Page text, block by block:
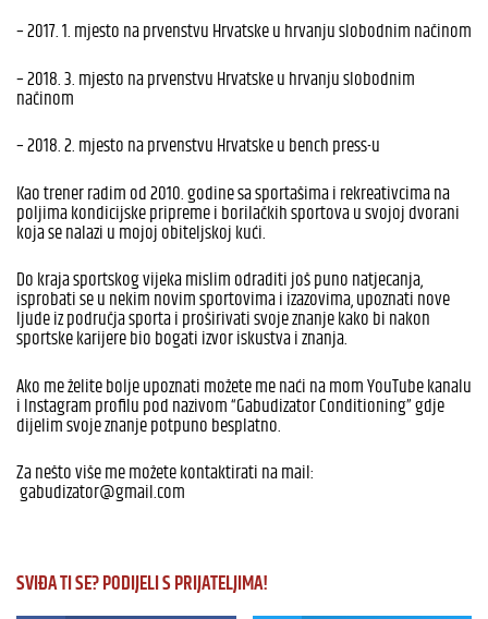
– 2017. 1. mjesto na prvenstvu Hrvatske u hrvanju slobodnim načinom
– 2018. 3. mjesto na prvenstvu Hrvatske u hrvanju slobodnim
načinom
– 2018. 2. mjesto na prvenstvu Hrvatske u bench press-u
Kao trener radim od 2010. godine sa sportašima i rekreativcima na
poljima kondicijske pripreme i borilačkih sportova u svojoj dvorani
koja se nalazi u mojoj obiteljskoj kući.
Do kraja sportskog vijeka mislim odraditi još puno natjecanja,
isprobati se u nekim novim sportovima i izazovima, upoznati nove
ljude iz područja sporta i proširivati svoje znanje kako bi nakon
sportske karijere bio bogati izvor iskustva i znanja.
Ako me želite bolje upoznati možete me naći na mom YouTube kanalu
i Instagram profilu pod nazivom “Gabudizator Conditioning” gdje
dijelim svoje znanje potpuno besplatno.​
Za nešto više me možete kontaktirati na mail:​
gabudizator@gmail.com
SVIĐA TI SE? PODIJELI S PRIJATELJIMA!